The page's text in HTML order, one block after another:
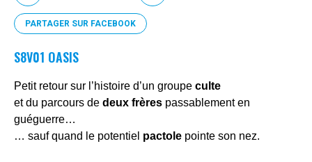
PARTAGER SUR FACEBOOK
S8V01 OASIS
Petit retour sur l’histoire d’un groupe culte
et du parcours de deux frères passablement en
guéguerre…
… sauf quand le potentiel pactole pointe son nez.